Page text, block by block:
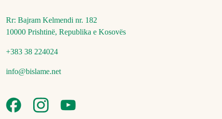
Rr: Bajram Kelmendi nr. 182
10000 Prishtinë, Republika e Kosovës
+383 38 224024
info@bislame.net